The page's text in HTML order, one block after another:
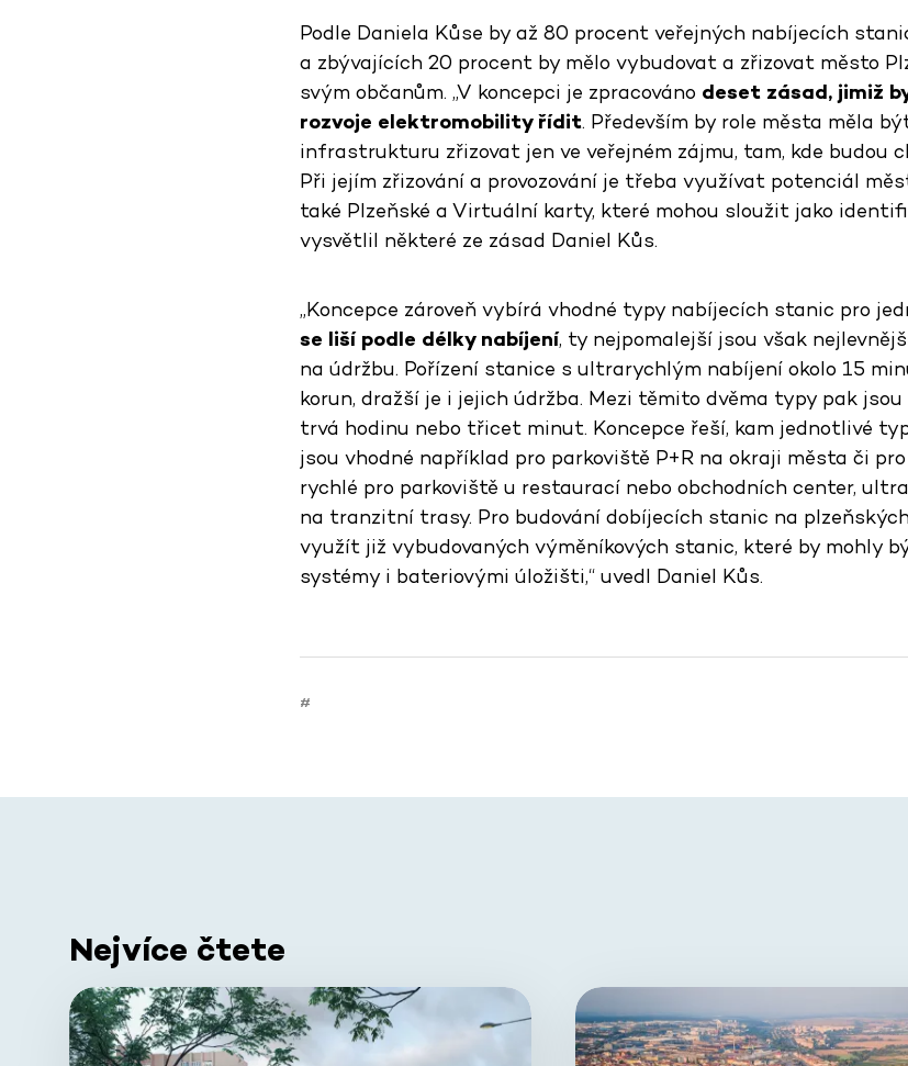
Podle Daniela Kůse by až 80 procent veřejných nabíjecích
a zbývajících 20 procent by mělo vybudovat a zřizovat město
svým občanům. „V koncepci je zpracováno deset zásad, jimiž
rozvoje elektromobility řídit. Především by role města měla
infrastrukturu zřizovat jen ve veřejném zájmu, tam, kde budou
Při jejím zřizování a provozování je třeba využívat potenciál
také Plzeňské a Virtuální karty, které mohou sloužit jako
vysvětlil některé ze zásad Daniel Kůs.
„Koncepce zároveň vybírá vhodné typy nabíjecích stanic pro
se liší podle délky nabíjení, ty nejpomalejší jsou však
na údržbu. Pořízení stanice s ultrarychlým nabíjení okolo 15
korun, dražší je i jejich údržba. Mezi těmito dvěma typy pak
trvá hodinu nebo třicet minut. Koncepce řeší, kam jednotlivé
jsou vhodné například pro parkoviště P+R na okraji města či
rychlé pro parkoviště u restaurací nebo obchodních center,
na tranzitní trasy. Pro budování dobíjecích stanic na
využít již vybudovaných výměníkových stanic, které by mohly
systémy i bateriovými úložišti,“ uvedl Daniel Kůs.
#
Nejvíce čtete